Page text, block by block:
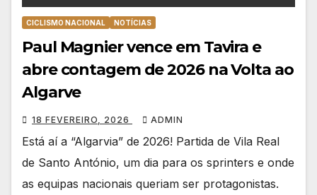
CICLISMO NACIONAL NOTÍCIAS
Paul Magnier vence em Tavira e
abre contagem de 2026 na Volta ao
Algarve
18 FEVEREIRO, 2026 ADMIN
Está aí a “Algarvia” de 2026! Partida de Vila Real
de Santo António, um dia para os sprinters e onde
as equipas nacionais queriam ser protagonistas.